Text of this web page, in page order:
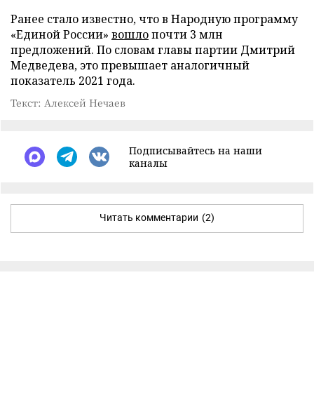
Ранее стало известно, что в Народную программу
«Единой России» вошлопочти 3 млн
предложений. По словам главы партии Дмитрий
Медведева, это превышает аналогичный
показатель 2021 года.
Текст: Алексей Нечаев
Подписывайтесь на наши
каналы
Читать комментарии (2)